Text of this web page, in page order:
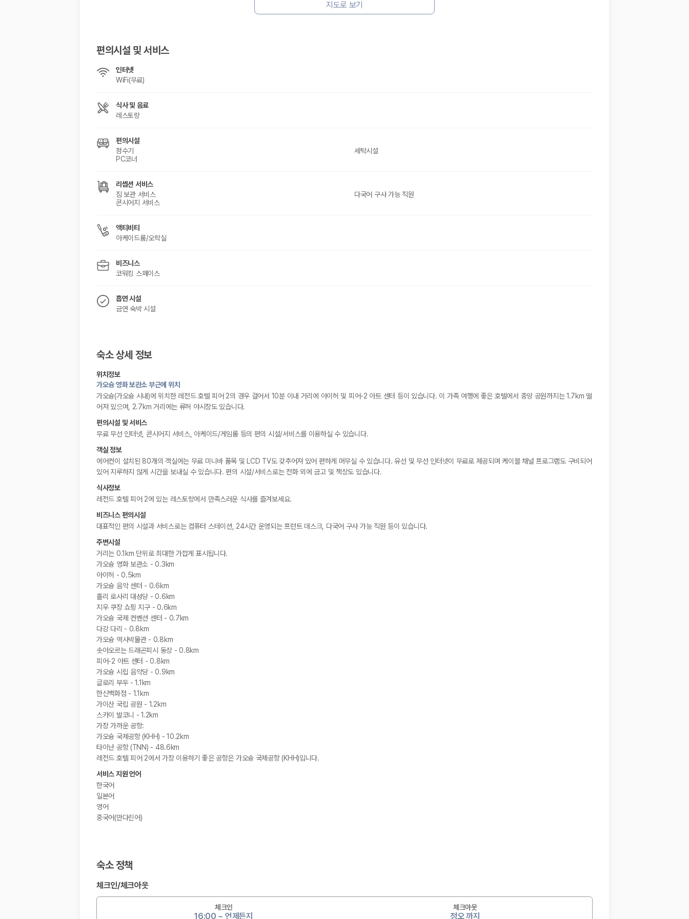
지도로 보기
편의시설 및 서비스
인터넷
WiFi(무료)
식사 및 음료
레스토랑
편의시설
정수기
세탁시설
PC코너
리셉션 서비스
짐 보관 서비스
다국어 구사 가능 직원
콘시어지 서비스
액티비티
아케이드룸/오락실
비즈니스
코워킹 스페이스
흡연 시설
금연 숙박 시설
숙소 상세 정보
위치정보
가오슝 영화 보관소 부근에 위치
가오슝(가오슝 시내)에 위치한 레전드 호텔 피어 2의 경우 걸어서 10분 이내 거리에 아이허 및 피어-2 아트 센터 등이 있습니다. 이 가족 여행에 좋은 호텔에서 중앙 공원까지는 1.7km 떨
어져 있으며, 2.7km 거리에는 류허 야시장도 있습니다.
편의시설 및 서비스
무료 무선 인터넷, 콘시어지 서비스, 아케이드/게임룸 등의 편의 시설/서비스를 이용하실 수 있습니다.
객실 정보
에어컨이 설치된 80개의 객실에는 무료 미니바 품목 및 LCD TV도 갖추어져 있어 편하게 머무실 수 있습니다. 유선 및 무선 인터넷이 무료로 제공되며 케이블 채널 프로그램도 구비되어
있어 지루하지 않게 시간을 보내실 수 있습니다. 편의 시설/서비스로는 전화 외에 금고 및 책상도 있습니다.
식사정보
레전드 호텔 피어 2에 있는 레스토랑에서 만족스러운 식사를 즐겨보세요.
비즈니스 편의시설
대표적인 편의 시설과 서비스로는 컴퓨터 스테이션, 24시간 운영되는 프런트 데스크, 다국어 구사 가능 직원 등이 있습니다.
주변시설
거리는 0.1km 단위로 최대한 가깝게 표시됩니다.
가오슝 영화 보관소 - 0.3km
아이허 - 0.5km
가오슝 음악 센터 - 0.6km
홀리 로사리 대성당 - 0.6km
지우 쿠장 쇼핑 지구 - 0.6km
가오슝 국제 컨벤션 센터 - 0.7km
다강 다리 - 0.8km
가오슝 역사박물관 - 0.8km
솟아오르는 드래곤피시 동상 - 0.8km
피어-2 아트 센터 - 0.8km
가오슝 시립 음악당 - 0.9km
글로리 부두 - 1.1km
한신백화점 - 1.1km
가이산 국립 공원 - 1.2km
스카이 발코니 - 1.2km
가장 가까운 공항:
가오슝 국제공항 (KHH) - 10.2km
타이난 공항 (TNN) - 48.6km
레전드 호텔 피어 2에서 가장 이용하기 좋은 공항은 가오슝 국제공항 (KHH)입니다.
서비스 지원 언어
한국어
일본어
영어
중국어(만다린어)
숙소 정책
체크인/체크아웃
체크인
16:00 ~ 언제든지
체크아웃
정오 까지